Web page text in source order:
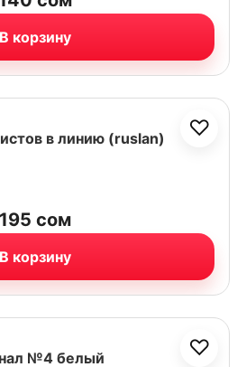
В корзину
♡
в линию (ruslan)
195 сом
В корзину
♡
№4 белый